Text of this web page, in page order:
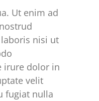
Ut enim ad
nisi ut
irure dolor in
velit
fugiat nulla